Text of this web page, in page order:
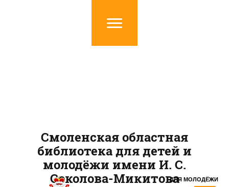
ДЛЯ МОЛОДЁЖИ
Смоленская областная
библиотека для детей и
молодёжи имени И. С.
Соколова-Микитова